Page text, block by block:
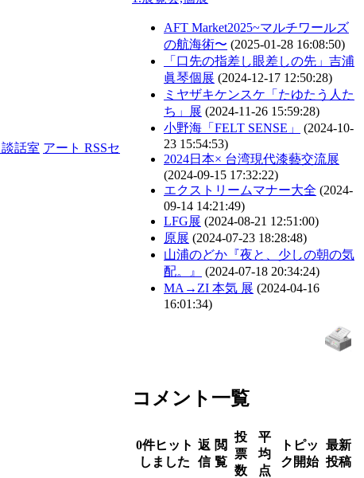
話室 アート RSSセ
AFT Market2025~マルチワールズ
の航海術〜 (2025-01-28 16:08:50)
「口先の指差し眼差しの先」吉浦
眞琴個展 (2024-12-17 12:50:28)
ミヤザキケンスケ「たゆたう人た
ち」展 (2024-11-26 15:59:28)
小野海「FELT SENSE」
(2024-10-
23 15:54:53)
2024日本× 台湾現代漆藝交流展
(2024-09-15 17:32:22)
エクストリームマナー大全 (2024-
09-14 14:21:49)
LFG展 (2024-08-21 12:51:00)
原展 (2024-07-23 18:28:48)
山浦のどか『夜と、少しの朝の気
配。』
(2024-07-18 20:34:24)
MA→ZI 本気 展 (2024-04-16
16:01:34)
コメント一覧
0件ヒット
しました
返
信
閲
覧
投
票
数
平
均
点
トピッ
ク開始
最新
投稿